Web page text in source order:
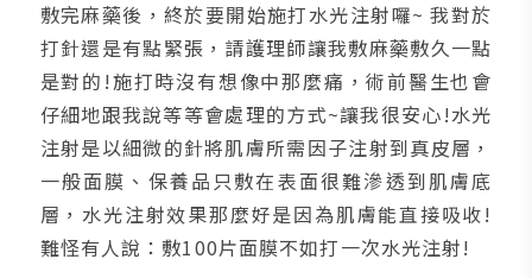
敷完麻藥後，終於要開始施打水光注射囉~ 我對於
打針還是有點緊張，請護理師讓我敷麻藥敷久一點
是對的!施打時沒有想像中那麼痛，術前醫生也會
仔細地跟我說等等會處理的方式~讓我很安心!水光
注射是以細微的針將肌膚所需因子注射到真皮層，
一般面膜、保養品只敷在表面很難滲透到肌膚底
層，水光注射效果那麼好是因為肌膚能直接吸收!
難怪有人說：敷100片面膜不如打一次水光注射!